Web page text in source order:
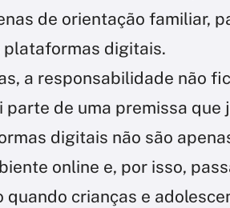
de orientação familiar,
digitais.
a responsabilidade não
parte de uma premissa que
digitais não são
online e, por isso,
quando crianças e